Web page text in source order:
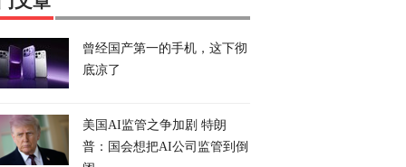
曾经国产第一的手机，这下彻
底凉了
美国AI监管之争加剧 特朗
普：国会想把AI公司监管到倒